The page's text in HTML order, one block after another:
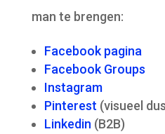
man te brengen:
Facebook pagina
Facebook Groups
Instagram
Pinterest (visueel
Linkedin (B2B)